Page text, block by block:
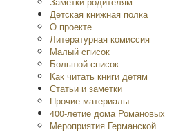
Детская книжная полка
O проекте
Литературная комиссия
Малый список
Большой список
Как читать книги детям
Статьи и заметки
Прочие материалы
400-летие дома Романовых
Мероприятия Германской